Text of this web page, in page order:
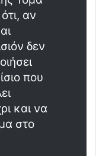
αν
δεν
που
και να
στο